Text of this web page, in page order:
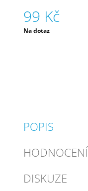
99 Kč
Měrná
Na dotaz
POPIS
HODNOCENÍ
DISKUZE